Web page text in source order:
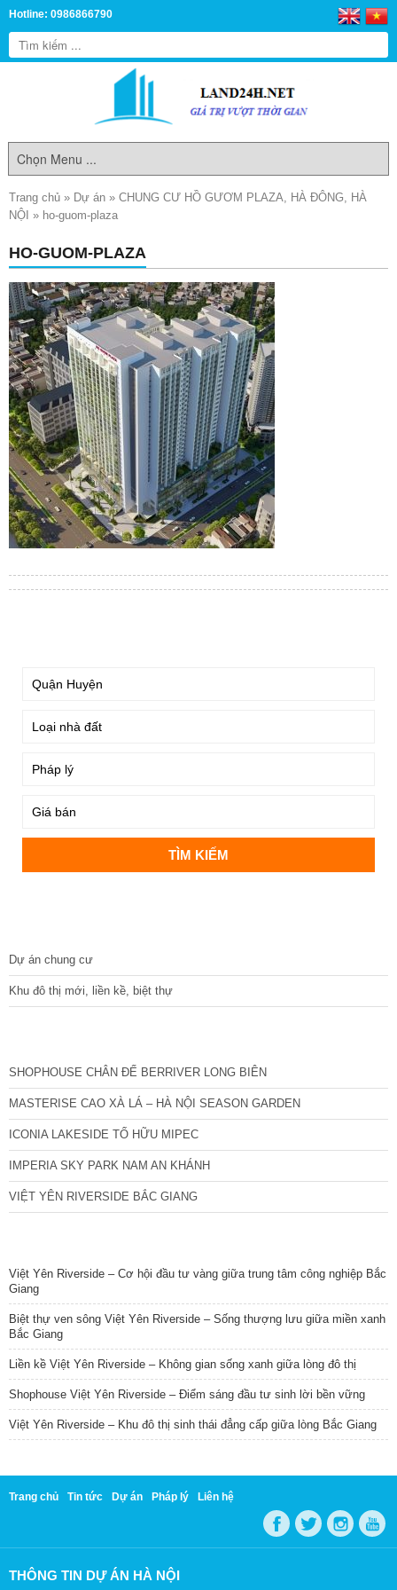
Hotline: 0986866790
Trang chủ » Dự án » CHUNG CƯ HỒ GƯƠM PLAZA, HÀ ĐÔNG, HÀ
NỘI » ho-guom-plaza
HO-GUOM-PLAZA
Dự án chung cư
Khu đô thị mới, liền kề, biệt thự
SHOPHOUSE CHÂN ĐẾ BERRIVER LONG BIÊN
MASTERISE CAO XÀ LÁ – HÀ NỘI SEASON GARDEN
ICONIA LAKESIDE TỐ HỮU MIPEC
IMPERIA SKY PARK NAM AN KHÁNH
VIỆT YÊN RIVERSIDE BẮC GIANG
Việt Yên Riverside – Cơ hội đầu tư vàng giữa trung tâm công nghiệp Bắc
Giang
Biệt thự ven sông Việt Yên Riverside – Sống thượng lưu giữa miền xanh
Bắc Giang
Liền kề Việt Yên Riverside – Không gian sống xanh giữa lòng đô thị
Shophouse Việt Yên Riverside – Điểm sáng đầu tư sinh lời bền vững
Việt Yên Riverside – Khu đô thị sinh thái đẳng cấp giữa lòng Bắc Giang
Trang chủ Tin tức Dự án Pháp lý Liên hệ
THÔNG TIN DỰ ÁN HÀ NỘI